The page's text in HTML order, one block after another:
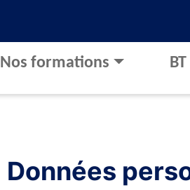
Nos formations BT
Données